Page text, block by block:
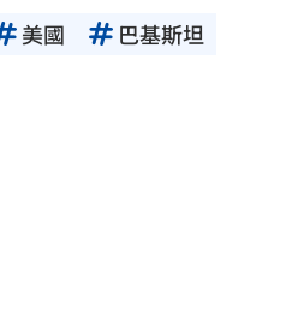
美國
巴基斯坦